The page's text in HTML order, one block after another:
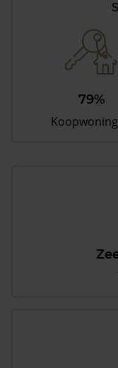
79%